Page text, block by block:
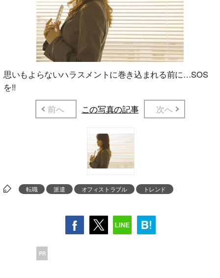
思いもよらないハラスメントに巻き込まれる前に…SOS
を!!
前へ
この写真の記事 次へ
転職 派遣 オフィストラブル トレンド
PR